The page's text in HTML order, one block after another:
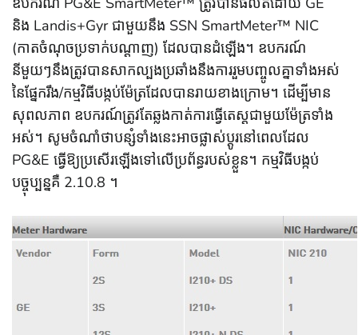
និង Landis+Gyr ជាមួយនឹង SSN SmartMeter™ NIC
(កាតចំណុចប្រទាក់បណ្តាញ) ដែលបានដំឡើង។ ឧបករណ៍
នីមួយៗនឹងត្រូវបានសាកល្បងប្រឆាំងនឹងការរួមបញ្ចូលគ្នាទាំងអស់
នៃផ្នែករឹង/កម្មវិធីបង្កប់ម៉ែត្រដែលបានរាយខាងក្រោម។ ដើម្បីមាន
សុពលភាព ឧបករណ៍ត្រូវតែឆ្លងកាត់ការធ្វើតេស្តជាមួយម៉ែត្រទាំង
អស់។ សូមចំណាំថាបន្សំទាំងនេះអាចផ្លាស់ប្តូរនៅពេលដែល
PG&E ធ្វើឱ្យប្រសើរឡើងទៅលើប្រព័ន្ធរបស់ខ្លួន។ កម្មវិធីបង្កប់
បច្ចុប្បន្នគឺ 2.10.8 ។